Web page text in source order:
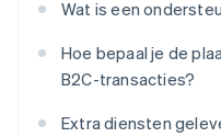
Wat is een
Hoe bepaal je de
B2C-transacties?
Extra diensten